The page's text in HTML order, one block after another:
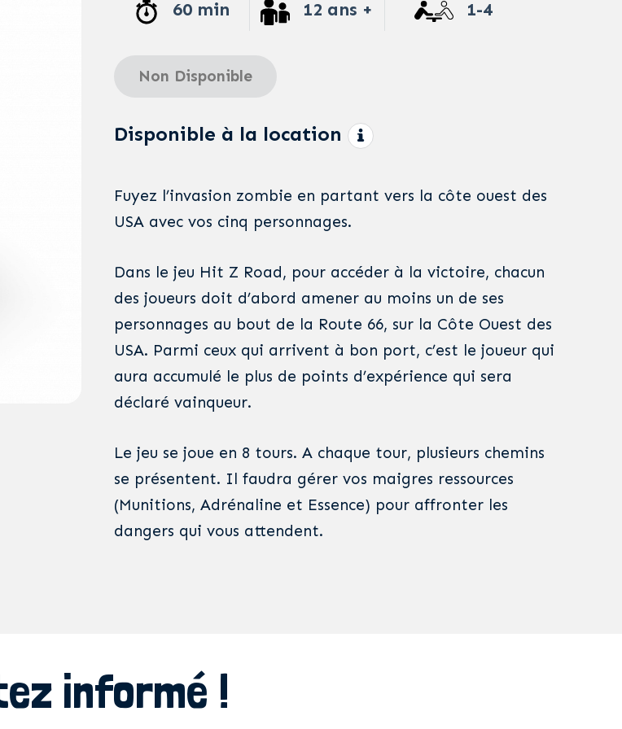
60 min 12 ans + 1-4
Non Disponible
Disponible à la location
Fuyez l’invasion zombie en partant vers la côte ouest des
USA avec vos cinq personnages.
Dans le jeu Hit Z Road, pour accéder à la victoire, chacun
des joueurs doit d’abord amener au moins un de ses
personnages au bout de la Route 66, sur la Côte Ouest des
USA. Parmi ceux qui arrivent à bon port, c’est le joueur qui
aura accumulé le plus de points d’expérience qui sera
déclaré vainqueur.
Le jeu se joue en 8 tours. A chaque tour, plusieurs chemins
se présentent. Il faudra gérer vos maigres ressources
(Munitions, Adrénaline et Essence) pour affronter les
dangers qui vous attendent.
informé !